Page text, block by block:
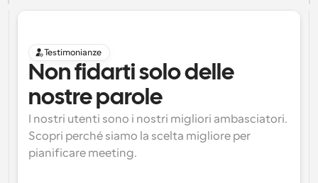
Testimonianze
Non fidarti solo delle
nostre parole
I nostri utenti sono i nostri migliori ambasciatori.
Scopri perché siamo la scelta migliore per
pianificare meeting.